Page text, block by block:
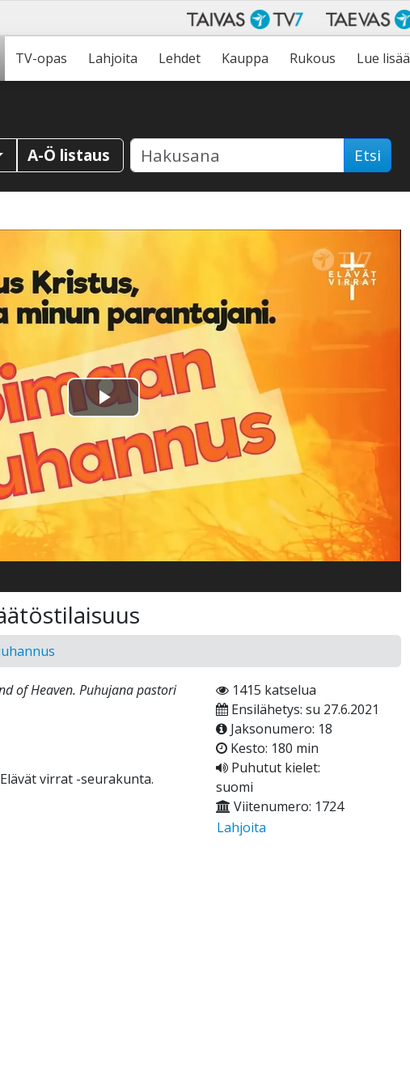
TV-opas Lahjoita Lehdet Kauppa Rukous Lue lisää
A-Ö listaus Etsi
Toista
Video
of Heaven. Puhujana pastori
virrat -seurakunta.
1415 katselua
Ensilähetys: su 27.6.2021
Jaksonumero: 18
Kesto: 180 min
Puhutut kielet:
suomi
Viitenumero: 1724
Lahjoita